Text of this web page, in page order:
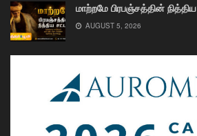
மாற்றமே பிரபஞ்சத்தின்
AUGUST 5, 2026